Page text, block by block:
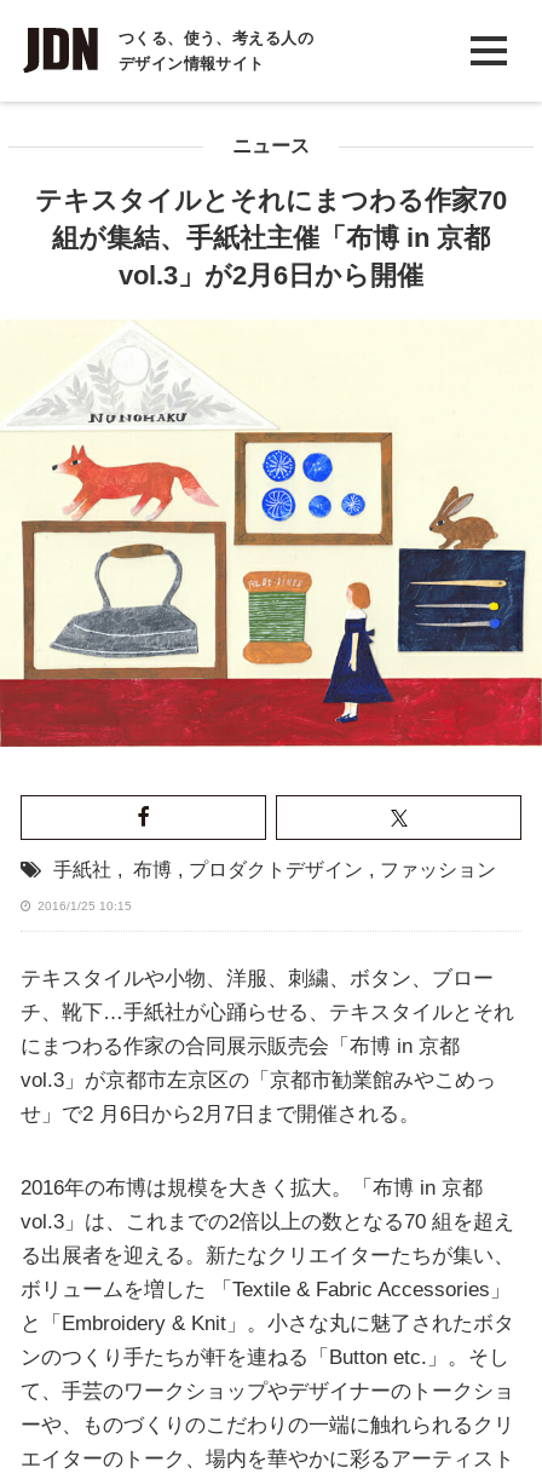
つくる、使う、考える人の
デザイン情報サイト
INTERVIEW
インタビュー
COLUMN
コラム
ニュース
テキスタイルとそれにまつわる作家70
組が集結、手紙社主催「布博 in 京都
vol.3」が2月6日から開催
手紙社 , 布博 , プロダクトデザイン , ファッション
2016/1/25 10:15
テキスタイルや小物、洋服、刺繍、ボタン、ブロー
チ、靴下…手紙社が心踊らせる、テキスタイルとそれ
にまつわる作家の合同展示販売会「布博 in 京都
vol.3」が京都市左京区の「京都市勧業館みやこめっ
せ」で2 月6日から2月7日まで開催される。
2016年の布博は規模を大きく拡大。「布博 in 京都
vol.3」は、これまでの2倍以上の数となる70 組を超え
る出展者を迎える。新たなクリエイターたちが集い、
ボリュームを増した 「Textile & Fabric Accessories」
と「Embroidery & Knit」。小さな丸に魅了されたボタ
ンのつくり手たちが軒を連ねる「Button etc.」。そし
て、手芸のワークショップやデザイナーのトークショ
ーや、ものづくりのこだわりの一端に触れられるクリ
エイターのトーク、場内を華やかに彩るアーティスト